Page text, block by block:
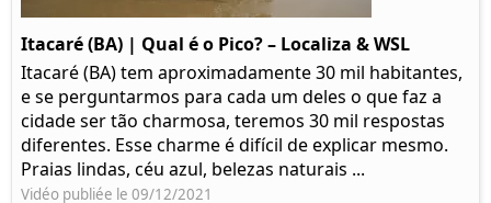
Itacaré (BA) | Qual é o Pico? – Localiza & WSL​​
Itacaré (BA) tem aproximadamente 30 mil habitantes,
e se perguntarmos para cada um deles o que faz a
cidade ser tão charmosa, teremos 30 mil respostas
diferentes. Esse charme é difícil de explicar mesmo.
Praias lindas, céu azul, belezas naturais ...
Vidéo publiée le 09/12/2021